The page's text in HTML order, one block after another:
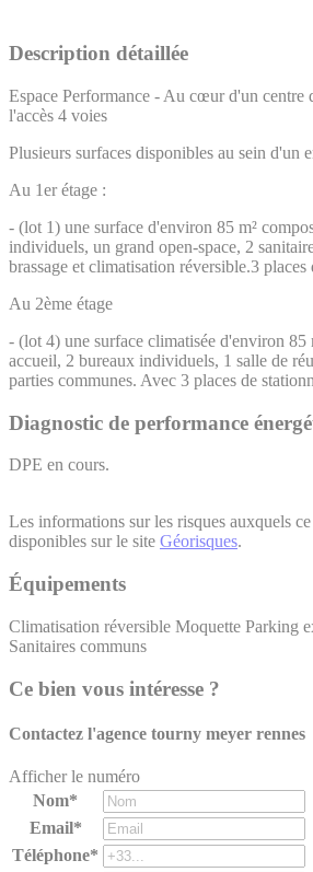
Description détaillée
Espace Performance - Au cœur d'un centre
l'accès 4 voies
Plusieurs surfaces disponibles au sein d'un
Au 1er étage :
- (lot 1) une surface d'environ 85 m²
individuels, un grand open-space, 2
brassage et climatisation réversible.3 places
Au 2ème étage
- (lot 4) une surface climatisée d'environ 85
accueil, 2 bureaux individuels, 1 salle de
parties communes. Avec 3 places de
Diagnostic de performance
DPE en cours.
Les informations sur les risques auxquels
disponibles sur le site Géorisques.
Équipements
Climatisation réversible Moquette Parking
Sanitaires communs
Ce bien vous intéresse ?
Contactez l'agence tourny meyer rennes
Afficher le numéro
Nom*
Email*
Téléphone*